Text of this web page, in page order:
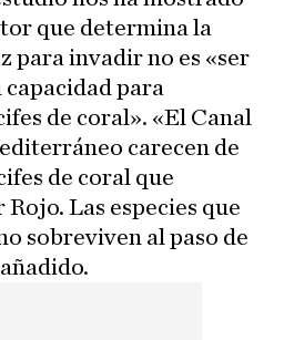
que determina la
para invadir no es «ser
capacidad para
de coral». «El Canal
carecen de
de coral que
Las especies que
sobreviven al paso de